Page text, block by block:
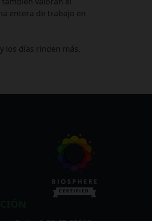
entera de trabajo en
los días rinden más.